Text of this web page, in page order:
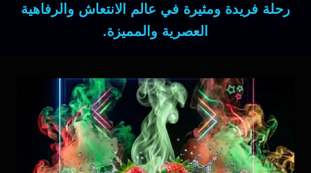
رحلة فريدة ومثيرة في عالم الانتعاش والرفاهية
العصرية والمميزة.